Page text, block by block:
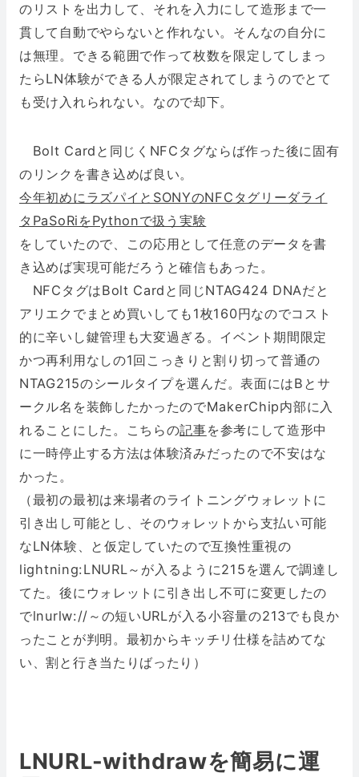
のリストを出力して、それを入力にして造形まで一
貫して自動でやらないと作れない。そんなの自分に
は無理。できる範囲で作って枚数を限定してしまっ
たらLN体験ができる人が限定されてしまうのでとて
も受け入れられない。なので却下。
Bolt Cardと同じくNFCタグならば作った後に固有
のリンクを書き込めば良い。
今年初めにラズパイとSONYのNFCタグリーダライ
タPaSoRiをPythonで扱う実験
をしていたので、この応用として任意のデータを書
き込めば実現可能だろうと確信もあった。
NFCタグはBolt Cardと同じNTAG424 DNAだと
アリエクでまとめ買いしても1枚160円なのでコスト
的に辛いし鍵管理も大変過ぎる。イベント期間限定
かつ再利用なしの1回こっきりと割り切って普通の
NTAG215のシールタイプを選んだ。表面にはBとサ
ークル名を装飾したかったのでMakerChip内部に入
れることにした。こちらの記事を参考にして造形中
に一時停止する方法は体験済みだったので不安はな
かった。
（最初の最初は来場者のライトニングウォレットに
引き出し可能とし、そのウォレットから支払い可能
なLN体験、と仮定していたので互換性重視の
lightning:LNURL～が入るように215を選んで調達し
てた。後にウォレットに引き出し不可に変更したの
でlnurlw://～の短いURLが入る小容量の213でも良か
ったことが判明。最初からキッチリ仕様を詰めてな
い、割と行き当たりばったり）
LNURL-withdrawを簡易に運